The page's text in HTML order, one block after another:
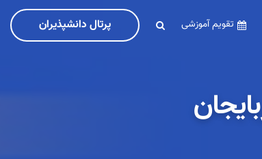
تقویم آموزشی پرتال دانشپذیران